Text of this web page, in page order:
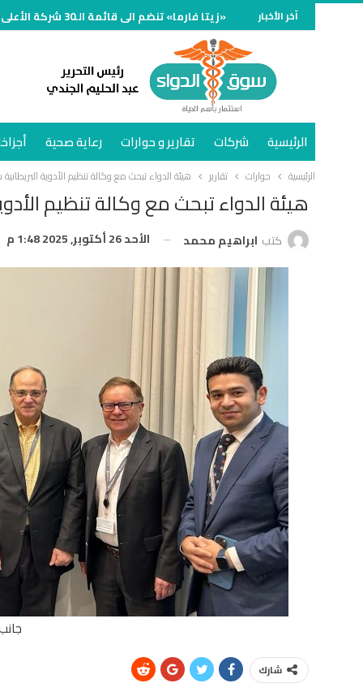
آخر الأخبار «زيتا فارما» تنضم الى قائمة الـ30 شركة الأعلى مبيعًا في سوق الدواء المصري خلال النصف الأول وتنمو 70%
الرئيسية شركات تقارير و حوارات رعاية صحية
الرئيسية حوارات تقارير هيئة الدواء تبحث مع وكالة تنظيم الأدوية
هيئة الدواء تبحث مع وكالة تنظيم
كتب ابراهيم محمد الأحد 26 أكتوبر, 2025 1:48 م
شارك